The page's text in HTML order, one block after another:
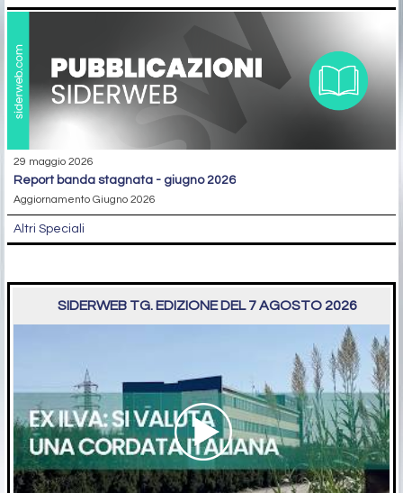
29 maggio 2026
report banda stagnata - giugno 2026
Aggiornamento Giugno 2026
Altri Speciali
SIDERWEB TG. EDIZIONE DEL 7 AGOSTO 2026